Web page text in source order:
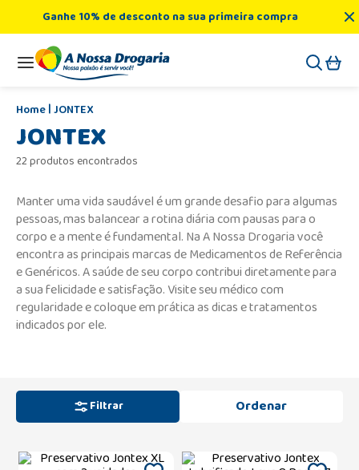
Ganhe 10% de desconto na sua primeira compra
JONTEX
JONTEX
22 produtos encontrados
Manter uma vida saudável é um grande desafio para algumas
pessoas, mas balancear a rotina diária com pausas para o
corpo e a mente é fundamental. Na A Nossa Drogaria você
encontra as principais marcas de Medicamentos de Referência
e Genéricos. A saúde de seu corpo contribui diretamente para
a sua felicidade e satisfação. Visite seu médico com
regularidade e coloque em prática as dicas e tratamentos
indicados por ele.
Filtrar